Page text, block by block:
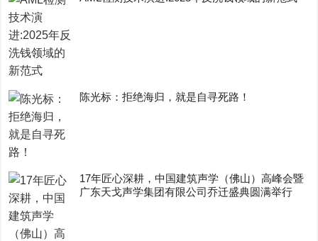
陈光标：拒绝海归，就是自寻死路！
17年匠心深耕，中国建筑声学（佛山）高峰会暨
广东天戈声学集团有限公司乔迁盛典圆满举行